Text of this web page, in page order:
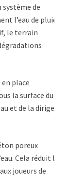
système de
l’eau de pluie
le terrain
place
la surface du
et de la diriger
poreux
Cela réduit le
joueurs de